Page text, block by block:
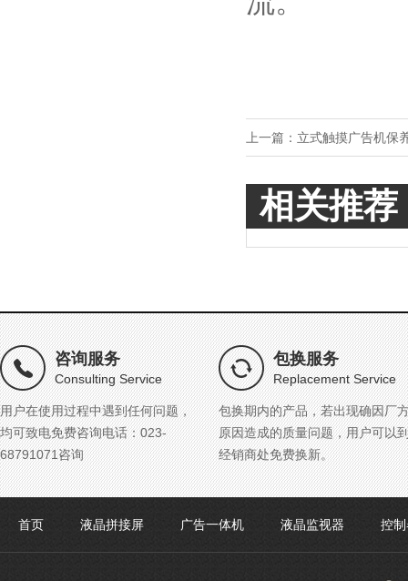
上一篇： 立式触摸广告机保
相关推荐
咨询服务
Consulting Service
用户在使用过程中遇到任何问题，
均可致电免费咨询电话：023-
68791071咨询
包换服务
Replacement Service
包换期内的产品，若出现确因厂
原因造成的质量问题，用户可以
经销商处免费换新。
首页 液晶拼接屏 广告一体机 液晶监视器 控